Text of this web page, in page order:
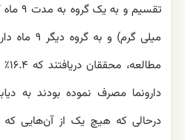
میلی ‏گرم) و
درحالی که هیچ یک از آن‌هایی که